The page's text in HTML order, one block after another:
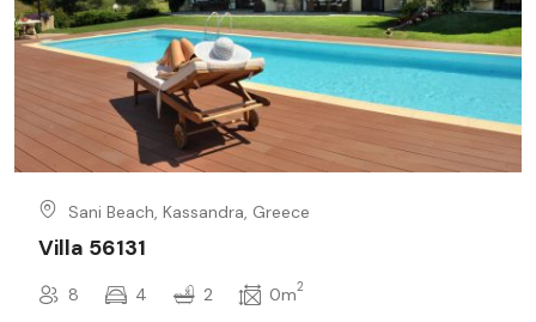
Sani Beach, Kassandra, Greece
Villa 56131
8 4 2 0m2